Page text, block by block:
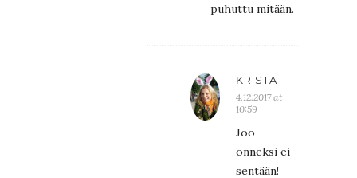
puhuttu mitään.
KRISTA
4.12.2017 at
10:59
Joo
onneksi ei
sentään!